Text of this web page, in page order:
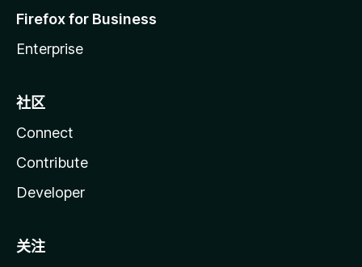
Firefox for Business
Enterprise
社区
Connect
Contribute
Developer
关注